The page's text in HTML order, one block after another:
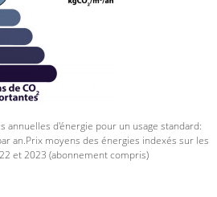
annuelles d'énergie pour un usage standard:
an.Prix moyens des énergies indexés sur les
et 2023 (abonnement compris)